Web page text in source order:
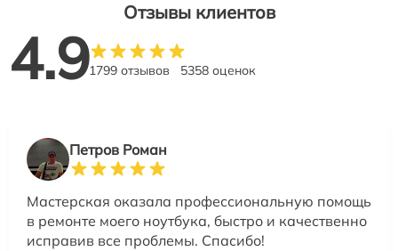
Отзывы клиентов
4.91799 отзывов 5358 оценок
Петров Роман
Мастерская оказала профессиональную помощь
в ремонте моего ноутбука, быстро и качественно
исправив все проблемы. Спасибо!